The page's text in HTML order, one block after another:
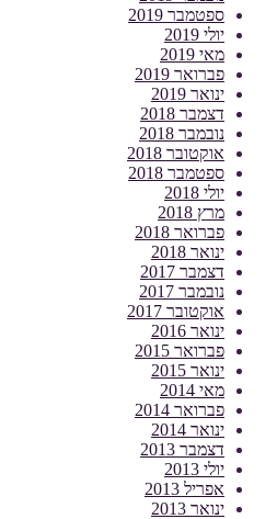
ספטמבר 2019
יולי 2019
מאי 2019
פברואר 2019
ינואר 2019
דצמבר 2018
נובמבר 2018
אוקטובר 2018
ספטמבר 2018
יולי 2018
מרץ 2018
פברואר 2018
ינואר 2018
דצמבר 2017
נובמבר 2017
אוקטובר 2017
ינואר 2016
פברואר 2015
ינואר 2015
מאי 2014
פברואר 2014
ינואר 2014
דצמבר 2013
יולי 2013
אפריל 2013
ינואר 2013